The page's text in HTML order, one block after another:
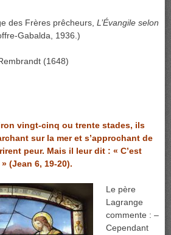
des Frères prêcheurs, L’Évangile selon
Gabalda, 1936.)
(1648)
vingt-cinq ou trente stades, ils
sur la mer et s’approchant de
peur. Mais il leur dit : « C’est
(Jean 6, 19-20).
Le père
Lagrange
commente : –
Cependant